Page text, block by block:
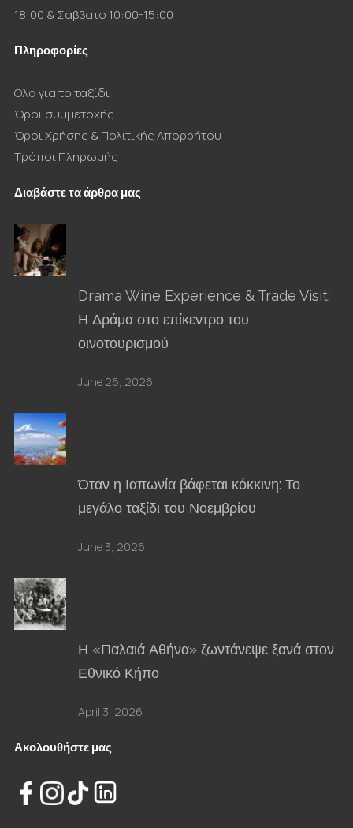
18:00 & Σάββατο 10:00-15:00
Πληροφορίες
Ολα για το ταξίδι
Όροι συμμετοχής
Όροι Χρήσης & Πολιτικής Απορρήτου
Τρόποι Πληρωμής
Διαβάστε τα άρθρα μας
Drama Wine Experience & Trade Visit:
Η Δράμα στο επίκεντρο του
οινοτουρισμού
June 26, 2026
Όταν η Ιαπωνία βάφεται κόκκινη: Το
μεγάλο ταξίδι του Νοεμβρίου
June 3, 2026
Η «Παλαιά Αθήνα» ζωντάνεψε ξανά στον
Εθνικό Κήπο
April 3, 2026
Ακολουθήστε μας